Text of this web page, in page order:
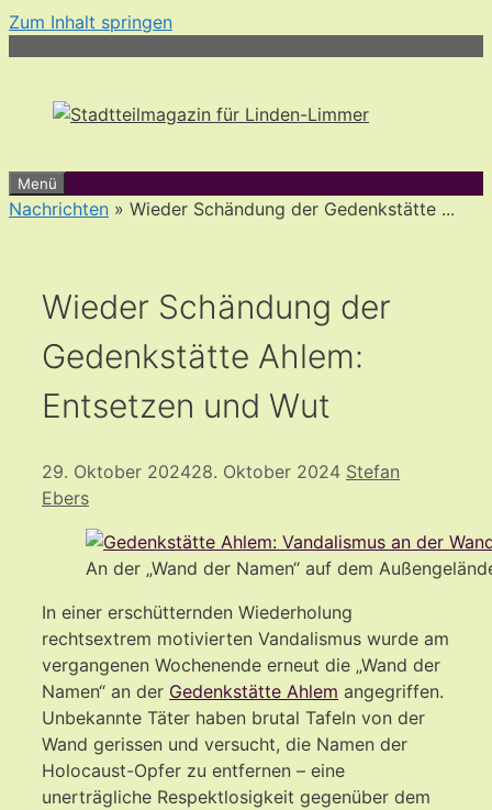
Zum Inhalt springen
Menü
Nachrichten » Wieder Schändung der Gedenkstätte ...
Wieder Schändung der
Gedenkstätte Ahlem:
Entsetzen und Wut
29. Oktober 202428. Oktober 2024 Stefan
Ebers
An der „Wand der Namen“ auf dem
In einer erschütternden Wiederholung
rechtsextrem motivierten Vandalismus wurde am
vergangenen Wochenende erneut die „Wand der
Namen“ an der Gedenkstätte Ahlem angegriffen.
Unbekannte Täter haben brutal Tafeln von der
Wand gerissen und versucht, die Namen der
Holocaust-Opfer zu entfernen – eine
unerträgliche Respektlosigkeit gegenüber dem